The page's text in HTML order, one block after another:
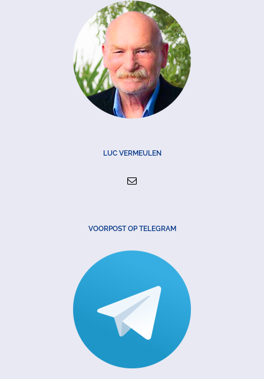
LUC VERMEULEN
VOORPOST OP TELEGRAM